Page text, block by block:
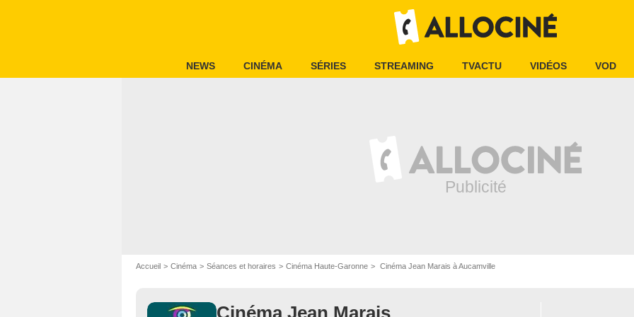
NEWS CINÉMA SÉRIES STREAMING TVACTU VIDÉOS VOD
Accueil Cinéma Séances et horaires Cinéma Haute-Garonne Cinéma Jean Marais à Aucamville
Cinéma Jean Marais